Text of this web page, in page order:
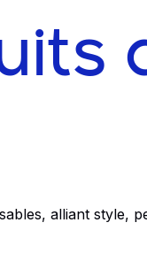
Santé - Bien-être
Sécurité - haute visibilité
alliant style,